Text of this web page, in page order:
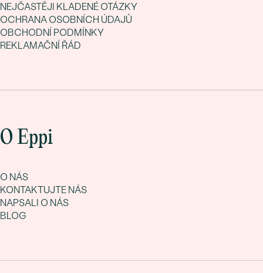
NEJČASTĚJI KLADENÉ OTÁZKY
OCHRANA OSOBNÍCH ÚDAJŮ
OBCHODNÍ PODMÍNKY
REKLAMAČNÍ ŘÁD
O Eppi
O NÁS
KONTAKTUJTE NÁS
NAPSALI O NÁS
BLOG